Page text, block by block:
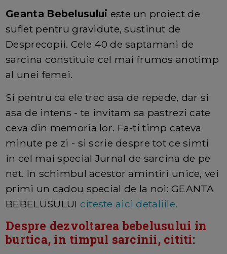
Geanta Bebelusului este un proiect de
suflet pentru gravidute, sustinut de
Desprecopii. Cele 40 de saptamani de
sarcina constituie cel mai frumos anotimp
al unei femei.
Si pentru ca ele trec asa de repede, dar si
asa de intens - te invitam sa pastrezi cate
ceva din memoria lor. Fa-ti timp cateva
minute pe zi - si scrie despre tot ce simti
in cel mai special Jurnal de sarcina de pe
net. In schimbul acestor amintiri unice, vei
primi un cadou special de la noi: GEANTA
BEBELUSULUI citeste aici detaliile.
Despre dezvoltarea bebelusului in
burtica, in timpul sarcinii, cititi: